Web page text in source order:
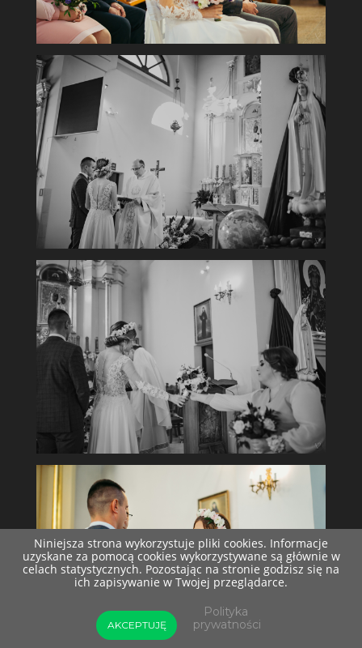
Niniejsza strona wykorzystuje pliki cookies. Informacje
uzyskane za pomocą cookies wykorzystywane są głównie w
celach statystycznych. Pozostając na stronie godzisz się na
ich zapisywanie w Twojej przeglądarce.
AKCEPTUJĘ
Polityka
prywatności